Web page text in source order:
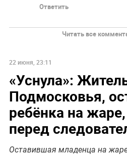
Ответить
Читать все
22 июня, 23:11
«Уснула»:
Подмосковья,
ребёнка на
перед
Оставившая младенца на